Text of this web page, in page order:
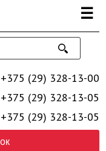
☰
+375 (29) 328-13-00
+375 (29) 328-13-05
+375 (29) 328-13-05